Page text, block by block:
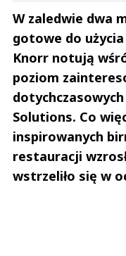
W zaledwie dwa
gotowe do
Knorr notują
poziom
Solutions. Co
inspirowanych
restauracji
wstrzeliło się w